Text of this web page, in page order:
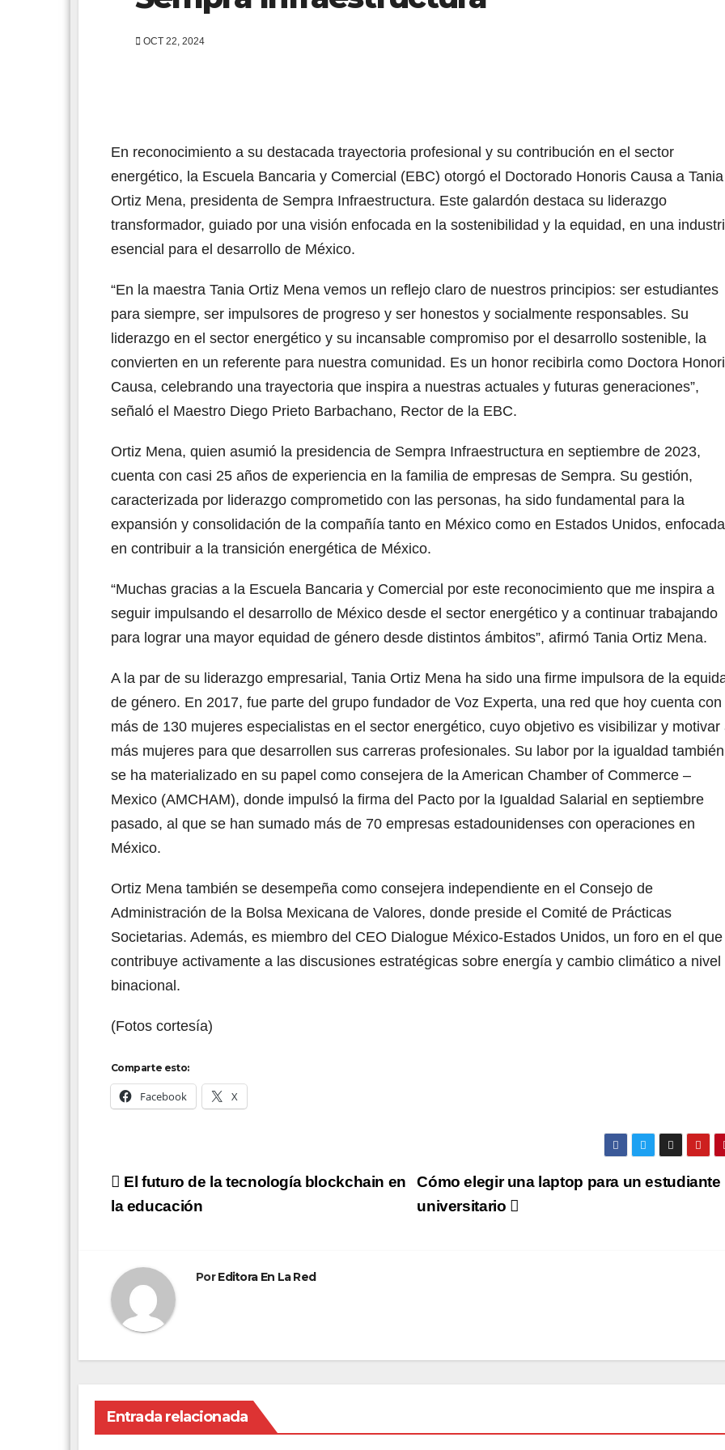
OCT 22, 2024
En reconocimiento a su destacada trayectoria profesional y su contribución en el sector
energético, la Escuela Bancaria y Comercial (EBC) otorgó el Doctorado Honoris Causa a Tania
Ortiz Mena, presidenta de Sempra Infraestructura. Este galardón destaca su liderazgo
transformador, guiado por una visión enfocada en la sostenibilidad y la equidad, en una
esencial para el desarrollo de México.
“En la maestra Tania Ortiz Mena vemos un reflejo claro de nuestros principios: ser estudiantes
para siempre, ser impulsores de progreso y ser honestos y socialmente responsables. Su
liderazgo en el sector energético y su incansable compromiso por el desarrollo sostenible, la
convierten en un referente para nuestra comunidad. Es un honor recibirla como Doctora
Causa, celebrando una trayectoria que inspira a nuestras actuales y futuras generaciones”,
señaló el Maestro Diego Prieto Barbachano, Rector de la EBC.
Ortiz Mena, quien asumió la presidencia de Sempra Infraestructura en septiembre de 2023,
cuenta con casi 25 años de experiencia en la familia de empresas de Sempra. Su gestión,
caracterizada por liderazgo comprometido con las personas, ha sido fundamental para la
expansión y consolidación de la compañía tanto en México como en Estados Unidos, enfocada
en contribuir a la transición energética de México.
“Muchas gracias a la Escuela Bancaria y Comercial por este reconocimiento que me inspira a
seguir impulsando el desarrollo de México desde el sector energético y a continuar trabajando
para lograr una mayor equidad de género desde distintos ámbitos”, afirmó Tania Ortiz Mena.
A la par de su liderazgo empresarial, Tania Ortiz Mena ha sido una firme impulsora de la
de género. En 2017, fue parte del grupo fundador de Voz Experta, una red que hoy cuenta con
más de 130 mujeres especialistas en el sector energético, cuyo objetivo es visibilizar y motivar
más mujeres para que desarrollen sus carreras profesionales. Su labor por la igualdad también
se ha materializado en su papel como consejera de la American Chamber of Commerce –
Mexico (AMCHAM), donde impulsó la firma del Pacto por la Igualdad Salarial en septiembre
pasado, al que se han sumado más de 70 empresas estadounidenses con operaciones en
México.
Ortiz Mena también se desempeña como consejera independiente en el Consejo de
Administración de la Bolsa Mexicana de Valores, donde preside el Comité de Prácticas
Societarias. Además, es miembro del CEO Dialogue México-Estados Unidos, un foro en el que
contribuye activamente a las discusiones estratégicas sobre energía y cambio climático a nivel
binacional.
(Fotos cortesía)
Comparte esto:
Facebook X
Navegación
de
Cómo elegir una laptop para un estudiante
universitario
El futuro de la tecnología blockchain en
la educación
PorEditora En La Red
Entrada relacionada